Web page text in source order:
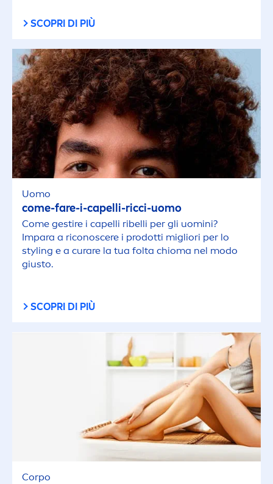
SCOPRI DI PIÙ
Uomo
come-fare-i-capelli-ricci-uomo
Come gestire i capelli ribelli per gli uomini?
Impara a riconoscere i prodotti migliori per lo
styling e a curare la tua folta chioma nel modo
giusto.
SCOPRI DI PIÙ
Corpo